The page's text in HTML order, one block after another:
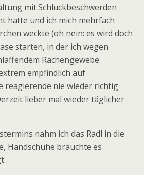
mit Schluckbeschwerden
hatte und ich mich mehrfach
weckte (oh nein: es wird doch
starten, in der ich wegen
Rachengewebe
empfindlich auf
reagierende nie wieder richtig
lieber mal wieder täglicher
nahm ich das Radl in die
Handschuhe brauchte es